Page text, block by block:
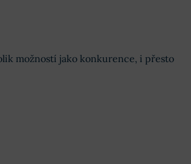
možností jako konkurence, i přesto